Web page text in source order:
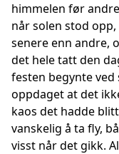
himmelen før
når solen stod
senere enn andre,
det hele tatt den
festen begynte
oppdaget at det
kaos det hadde
vanskelig å ta fly,
visst når det gikk.